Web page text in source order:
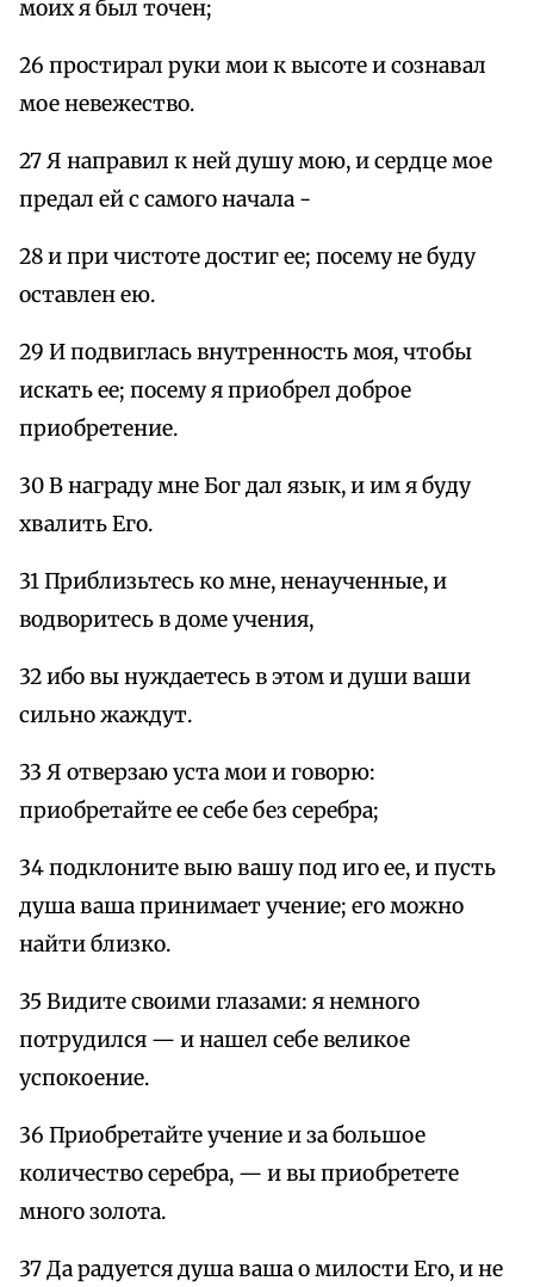
моих я был точен;
26 простирал руки мои к высоте и сознавал
мое невежество.
27 Я направил к ней душу мою, и сердце мое
предал ей с самого начала -
28 и при чистоте достиг ее; посему не буду
оставлен ею.
29 И подвиглась внутренность моя, чтобы
искать ее; посему я приобрел доброе
приобретение.
30 В награду мне Бог дал язык, и им я буду
хвалить Его.
31 Приблизьтесь ко мне, ненаученные, и
водворитесь в доме учения,
32 ибо вы нуждаетесь в этом и души ваши
сильно жаждут.
33 Я отверзаю уста мои и говорю:
приобретайте ее себе без серебра;
34 подклоните выю вашу под иго ее, и пусть
душа ваша принимает учение; его можно
найти близко.
35 Видите своими глазами: я немного
потрудился — и нашел себе великое
успокоение.
36 Приобретайте учение и за большое
количество серебра, — и вы приобретете
много золота.
37 Да радуется душа ваша о милости Его, и не